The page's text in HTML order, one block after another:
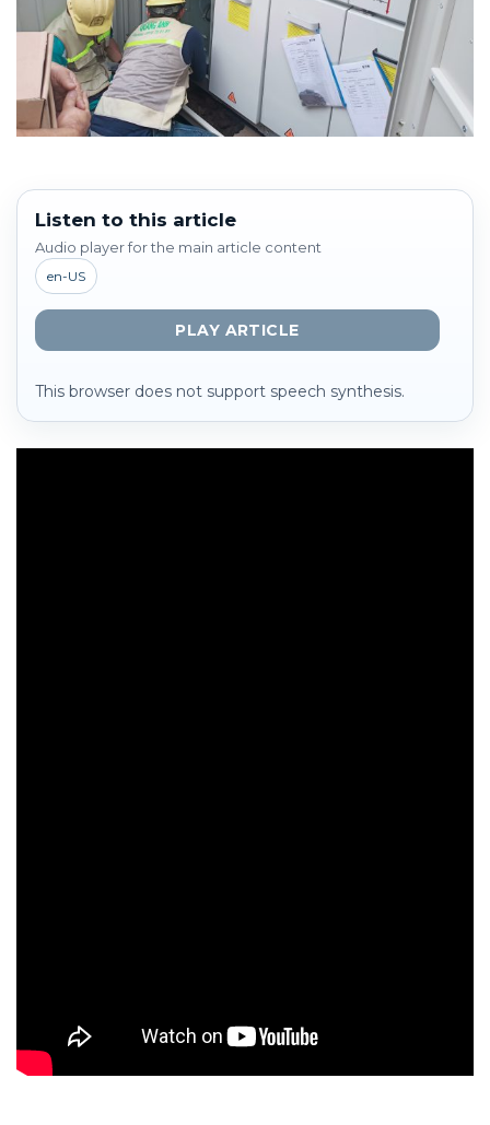
Listen to this article
Audio player for the main article content
en-US
PLAY ARTICLE
This browser does not support speech synthesis.